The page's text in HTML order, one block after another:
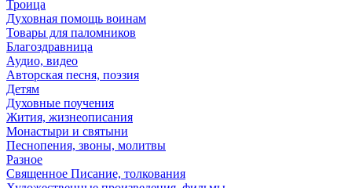
Троица
Духовная помощь воинам
Товары для паломников
Благоздравница
Аудио, видео
Авторская песня, поэзия
Детям
Духовные поучения
Жития, жизнеописания
Монастыри и святыни
Песнопения, звоны, молитвы
Разное
Священное Писание, толкования